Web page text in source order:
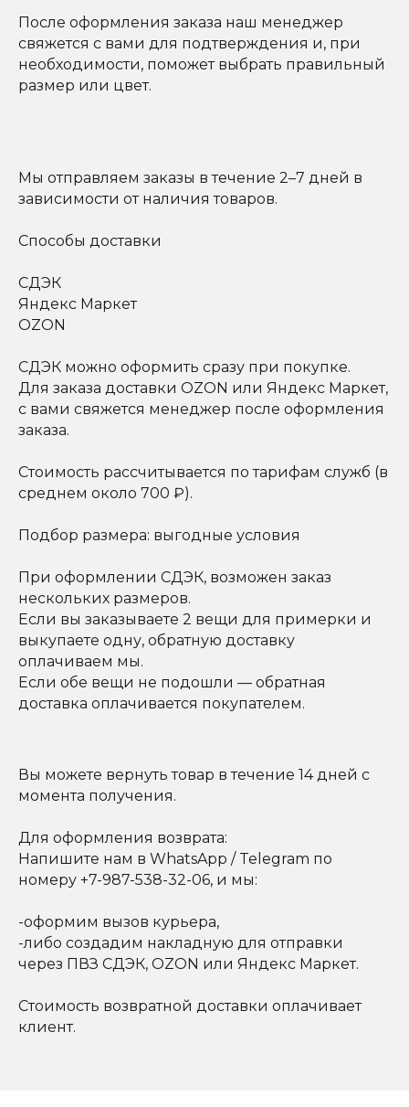
После оформления заказа наш менеджер
свяжется с вами для подтверждения и, при
необходимости, поможет выбрать правильный
размер или цвет.
Мы отправляем заказы в течение 2–7 дней в
зависимости от наличия товаров.
Способы доставки
СДЭК
Яндекс Маркет
OZON
СДЭК можно оформить сразу при покупке.
Для заказа доставки OZON или Яндекс Маркет,
с вами свяжется менеджер после оформления
заказа.
Стоимость рассчитывается по тарифам служб (в
среднем около 700 ₽).
Подбор размера: выгодные условия
При оформлении СДЭК, возможен заказ
нескольких размеров.
Если вы заказываете 2 вещи для примерки и
выкупаете одну, обратную доставку
оплачиваем мы.
Если обе вещи не подошли — обратная
доставка оплачивается покупателем.
Вы можете вернуть товар в течение 14 дней с
момента получения.
Для оформления возврата:
Напишите нам в WhatsApp / Telegram по
номеру +7-987-538-32-06, и мы:
-оформим вызов курьера,
-либо создадим накладную для отправки
через ПВЗ СДЭК, OZON или Яндекс Маркет.
Стоимость возвратной доставки оплачивает
клиент.